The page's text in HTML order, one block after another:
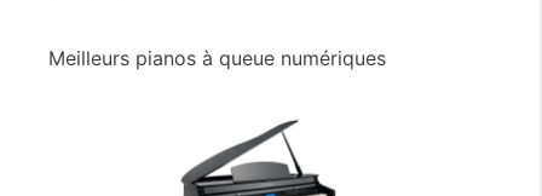
Meilleurs pianos à queue numériques